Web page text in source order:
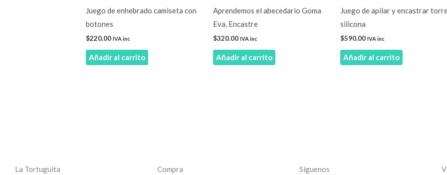
Juego de enhebrado camiseta con
botones
$220.00 IVA inc
Añadir al carrito
Aprendemos el abecedario Goma
Eva, Encastre
$320.00 IVA inc
Añadir al carrito
Juego de apilar y encastrar
silicona
$590.00 IVA inc
Añadir al carrito
La Tortuguita Compra Síguenos